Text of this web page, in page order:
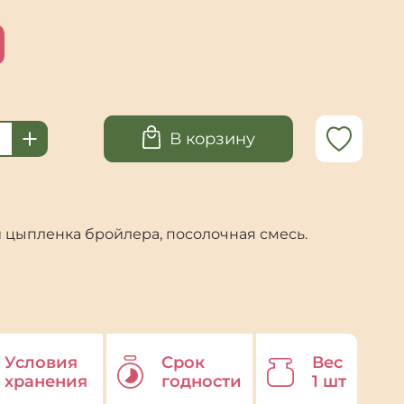
В корзину
бройлера, посолочная смесь.
Условия
хранения
Срок
годности
Вес
1 шт